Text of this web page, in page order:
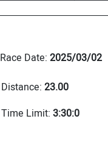
Race Date: 2025/03/02
Distance: 23.00
Time Limit: 3:30:0